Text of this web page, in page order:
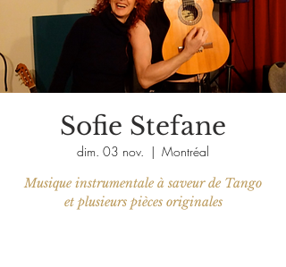
Sofie Stefane
dim. 03 nov.
  |
Montréal
Musique instrumentale à saveur de Tango
et plusieurs pièces originales